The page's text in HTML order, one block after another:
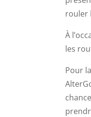
rouler
À
les
Pour